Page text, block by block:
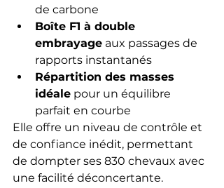
de carbone
Boîte F1 à double
embrayage aux passages de
rapports instantanés
Répartition des masses
idéale pour un équilibre
parfait en courbe
Elle offre un niveau de contrôle et
de confiance inédit, permettant
de dompter ses 830 chevaux avec
une facilité déconcertante.